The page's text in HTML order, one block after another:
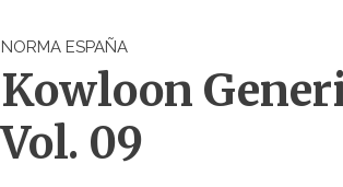
NORMA ESPAÑA
Kowloon
Vol. 09